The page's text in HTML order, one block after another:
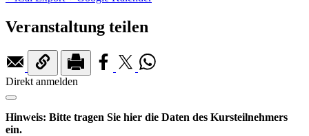
Veranstaltung teilen
Direkt anmelden
Hinweis: Bitte tragen Sie hier die Daten des Kursteilnehmers
ein.